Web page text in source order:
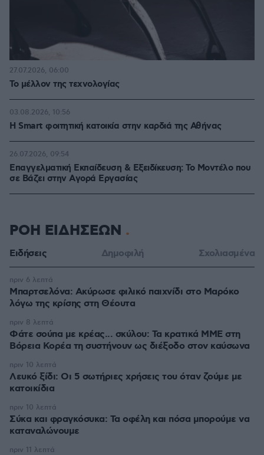
Το μέλλον της τεχνολογίας
27.07.2026, 06:00
Η Smart φοιτητική κατοικία στην καρδιά της Αθήνας
03.08.2026, 10:56
Επαγγελματική Εκπαίδευση & Εξειδίκευση: Το Mοντέλο που
σε Bάζει στην Aγορά Eργασίας
26.07.2026, 09:54
ΡΟΗ ΕΙΔΗΣΕΩΝ
Ειδήσεις Δημοφιλή Σχολιασμένα
Μπαρτσελόνα: Ακύρωσε φιλικό παιχνίδι στο Μαρόκο
λόγω της κρίσης στη Θέουτα
πριν 6 λεπτά
Φάτε σούπα με κρέας... σκύλου: Τα κρατικά ΜΜΕ στη
Βόρεια Κορέα τη συστήνουν ως διέξοδο στον καύσωνα
πριν 8 λεπτά
Λευκό ξίδι: Οι 5 σωτήριες χρήσεις του όταν ζούμε με
κατοικίδια
πριν 10 λεπτά
Σύκα και φραγκόσυκα: Τα οφέλη και πόσα μπορούμε να
καταναλώνουμε
πριν 10 λεπτά
πριν 11 λεπτά